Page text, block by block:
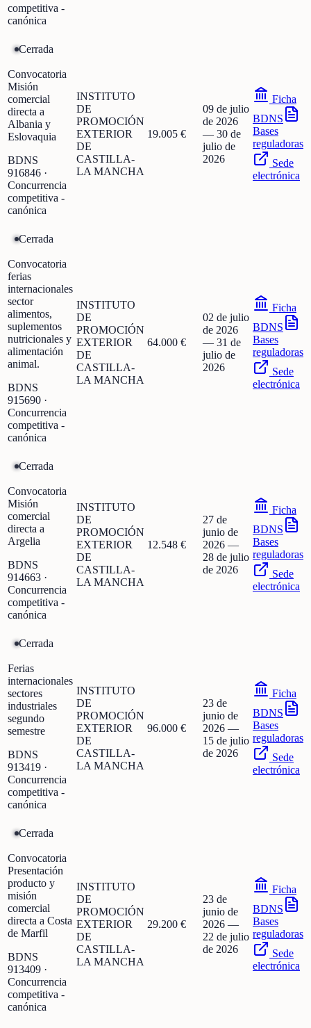
competitiva -
canónica
Cerrada
Convocatoria
Misión
comercial
directa a
Albania y
Eslovaquia
BDNS
916846 ·
Concurrencia
competitiva -
canónica
INSTITUTO
DE
PROMOCIÓN
EXTERIOR
DE
CASTILLA-
LA MANCHA
19.005 €
09 de julio
de 2026
— 30 de
julio de
2026
Ficha
BDNS
Bases
reguladoras
Sede
electrónica
Cerrada
Convocatoria
ferias
internacionales
sector
alimentos,
suplementos
nutricionales y
alimentación
animal.
BDNS
915690 ·
Concurrencia
competitiva -
canónica
INSTITUTO
DE
PROMOCIÓN
EXTERIOR
DE
CASTILLA-
LA MANCHA
64.000 €
02 de julio
de 2026
— 31 de
julio de
2026
Ficha
BDNS
Bases
reguladoras
Sede
electrónica
Cerrada
Convocatoria
Misión
comercial
directa a
Argelia
BDNS
914663 ·
Concurrencia
competitiva -
canónica
INSTITUTO
DE
PROMOCIÓN
EXTERIOR
DE
CASTILLA-
LA MANCHA
12.548 €
27 de
junio de
2026 —
28 de julio
de 2026
Ficha
BDNS
Bases
reguladoras
Sede
electrónica
Cerrada
Ferias
internacionales
sectores
industriales
segundo
semestre
BDNS
913419 ·
Concurrencia
competitiva -
canónica
INSTITUTO
DE
PROMOCIÓN
EXTERIOR
DE
CASTILLA-
LA MANCHA
96.000 €
23 de
junio de
2026 —
15 de julio
de 2026
Ficha
BDNS
Bases
reguladoras
Sede
electrónica
Cerrada
Convocatoria
Presentación
producto y
misión
comercial
directa a Costa
de Marfil
BDNS
913409 ·
Concurrencia
competitiva -
canónica
INSTITUTO
DE
PROMOCIÓN
EXTERIOR
DE
CASTILLA-
LA MANCHA
29.200 €
23 de
junio de
2026 —
22 de julio
de 2026
Ficha
BDNS
Bases
reguladoras
Sede
electrónica